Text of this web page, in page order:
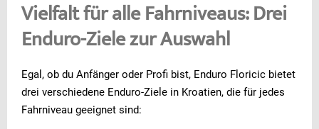
Vielfalt für alle Fahrniveaus: Drei
Enduro-Ziele zur Auswahl
Egal, ob du Anfänger oder Profi bist, Enduro Floricic bietet
drei verschiedene Enduro-Ziele in Kroatien, die für jedes
Fahrniveau geeignet sind: